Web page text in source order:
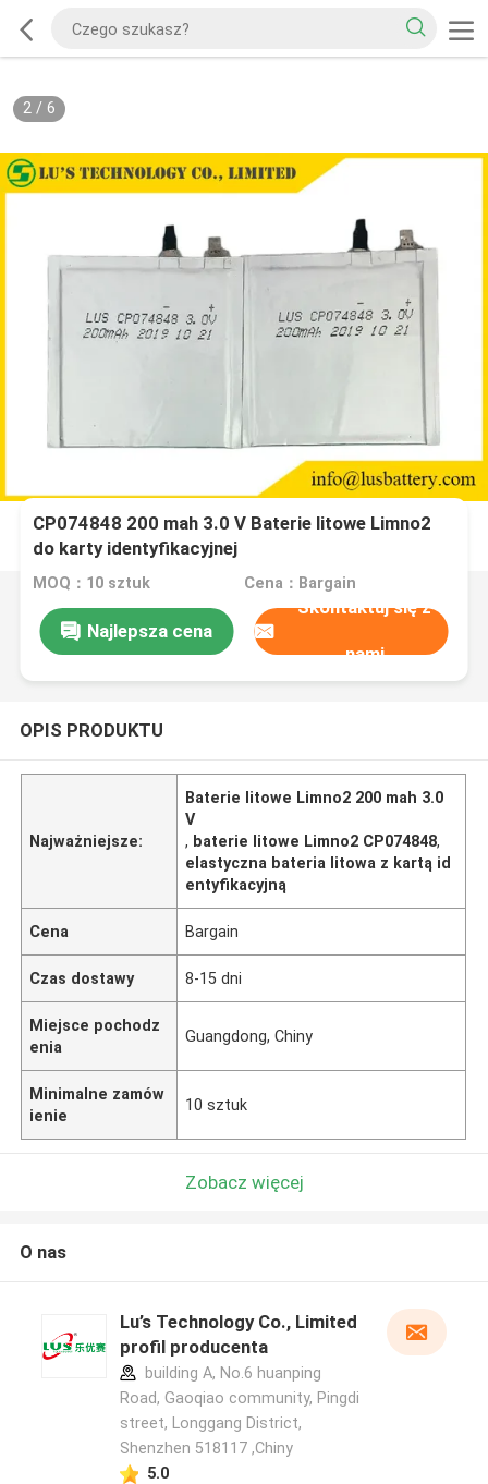
2/ 6
CP074848 200 mah 3.0 V Baterie litowe Limno2
do karty identyfikacyjnej
MOQ：10 sztuk Cena：Bargain
Najlepsza cena
Skontaktuj się z
nami
OPIS PRODUKTU
Najważniejsze:
Baterie litowe Limno2 200 mah 3.0
V
, baterie litowe Limno2 CP074848,
elastyczna bateria litowa z kartą id
entyfikacyjną
Cena Bargain
Czas dostawy 8-15 dni
Miejsce pochodz
enia
Guangdong, Chiny
Minimalne zamów
ienie
10 sztuk
Zobacz więcej
O nas
Lu’s Technology Co., Limited
profil producenta
building A, No.6 huanping
Road, Gaoqiao community, Pingdi
street, Longgang District,
Shenzhen 518117 ,Chiny
5.0